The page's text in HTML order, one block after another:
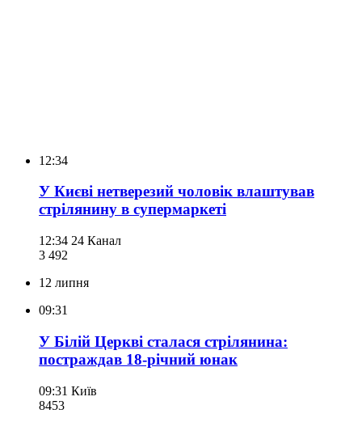
12:34
У Києві нетверезий чоловік влаштував
стрілянину в супермаркеті
12:34 24 Канал
3 492
12 липня
09:31
У Білій Церкві сталася стрілянина:
постраждав 18-річний юнак
09:31 Київ
8453